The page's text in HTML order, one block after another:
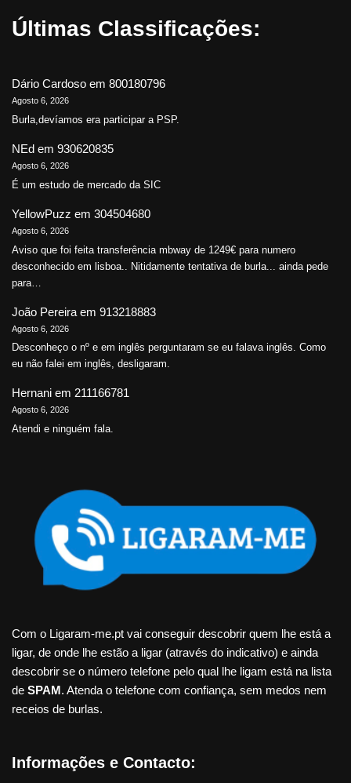
Últimas Classificações:
Dário Cardoso em 800180796
Agosto 6, 2026
Burla,devíamos era participar a PSP.
NEd em 930620835
Agosto 6, 2026
É um estudo de mercado da SIC
YellowPuzz em 304504680
Agosto 6, 2026
Aviso que foi feita transferência mbway de 1249€ para numero
desconhecido em lisboa.. Nitidamente tentativa de burla... ainda pede
para…
João Pereira em 913218883
Agosto 6, 2026
Desconheço o nº e em inglês perguntaram se eu falava inglês. Como
eu não falei em inglês, desligaram.
Hernani em 211166781
Agosto 6, 2026
Atendi e ninguém fala.
Com o Ligaram-me.pt vai conseguir descobrir quem lhe está a
ligar, de onde lhe estão a ligar (através do indicativo) e ainda
descobrir se o número telefone pelo qual lhe ligam está na lista
de SPAM. Atenda o telefone com confiança, sem medos nem
receios de burlas.
Informações e Contacto: